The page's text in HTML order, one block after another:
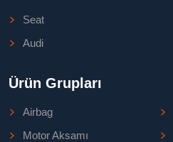
Seat
Audi
Ürün Grupları
Airbag
Motor Aksamı